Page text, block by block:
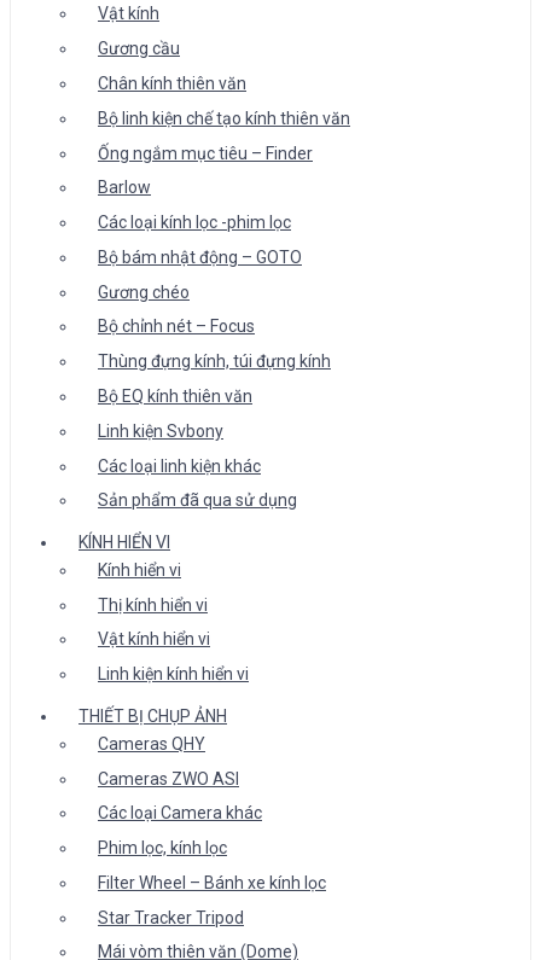
Vật kính
Gương cầu
Chân kính thiên văn
Bộ linh kiện chế tạo kính thiên văn
Ống ngắm mục tiêu – Finder
Barlow
Các loại kính lọc -phim lọc
Bộ bám nhật động – GOTO
Gương chéo
Bộ chỉnh nét – Focus
Thùng đựng kính, túi đựng kính
Bộ EQ kính thiên văn
Linh kiện Svbony
Các loại linh kiện khác
Sản phẩm đã qua sử dụng
KÍNH HIỂN VI
Kính hiển vi
Thị kính hiển vi
Vật kính hiển vi
Linh kiện kính hiển vi
THIẾT BỊ CHỤP ẢNH
Cameras QHY
Cameras ZWO ASI
Các loại Camera khác
Phim lọc, kính lọc
Filter Wheel – Bánh xe kính lọc
Star Tracker Tripod
Mái vòm thiên văn (Dome)